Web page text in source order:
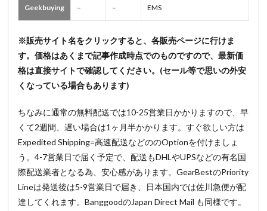
Geekbuying – – EMS
※販売サイト名をクリックすると、各販売ページに行けま
す。 価格はあくまで記事作成時点でのものですので、最新価
格は直接サイトで確認してください。(セール等で思いの外安
くなっている場合もあります)
ちなみに通常の無料配送では10-25営業日かかりますので、早
くて2週間、遅い場合は1ヶ月半かかります。すぐ欲しい方は
Expedited Shipping=高速配送などののOptionを付けましょ
う。4-7営業日で届く予定で、配送もDHLやUPSなどの有名国
際配送業者となる為、安心感があります。GearBestのPriority
Lineは発送後は5-9営業日で届き、日本国内では佐川急便が配
達してくれます。BanggoodのJapan Direct Mail も同様です。